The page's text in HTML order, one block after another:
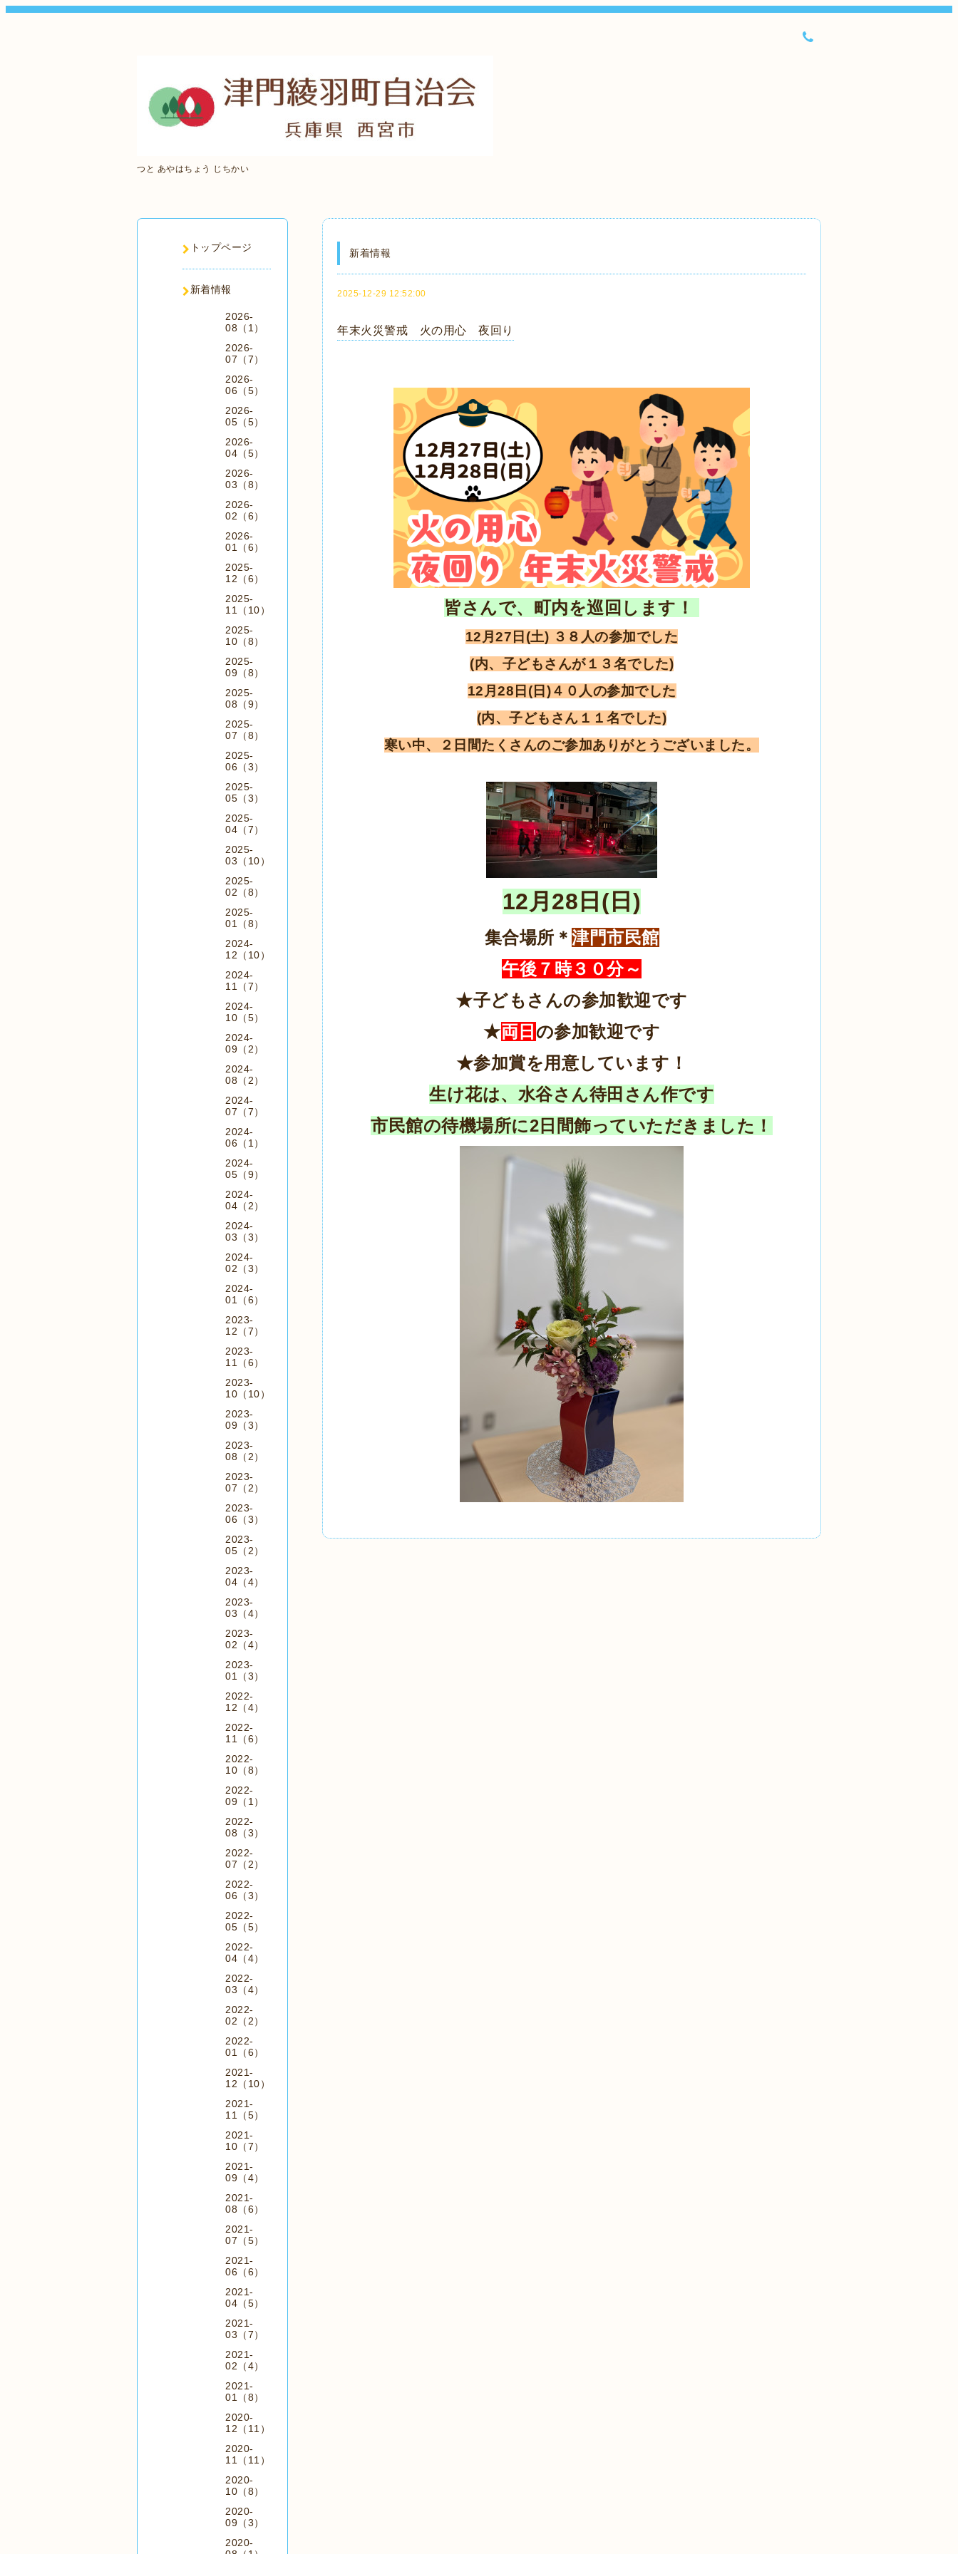
つと あやはちょう じちかい
新着情報
2025-12-29 12:52:00
年末火災警戒 火の用心 夜回り
皆さんで、町内を巡回します！
12月27日(土) ３８ 人の参加でした
(内、子どもさんが１３名でした)
12月28日(日)４０人の参加でした
(内、子どもさん１１名でした)
寒い中、２日間たくさんのご参加ありがとうございました。
12月28日(日)
集合場所＊ 津門市民館
午後７時３０分～
★子どもさんの参加歓迎です
★両日 の参加歓迎です
★参加賞を用意しています！
生け花は、水谷さん待田さん作です
市民館の待機場所に2日間飾っていただきました！
トップページ
新着情報
2026-
08（1）
2026-
07（7）
2026-
06（5）
2026-
05（5）
2026-
04（5）
2026-
03（8）
2026-
02（6）
2026-
01（6）
2025-
12（6）
2025-
11（10）
2025-
10（8）
2025-
09（8）
2025-
08（9）
2025-
07（8）
2025-
06（3）
2025-
05（3）
2025-
04（7）
2025-
03（10）
2025-
02（8）
2025-
01（8）
2024-
12（10）
2024-
11（7）
2024-
10（5）
2024-
09（2）
2024-
08（2）
2024-
07（7）
2024-
06（1）
2024-
05（9）
2024-
04（2）
2024-
03（3）
2024-
02（3）
2024-
01（6）
2023-
12（7）
2023-
11（6）
2023-
10（10）
2023-
09（3）
2023-
08（2）
2023-
07（2）
2023-
06（3）
2023-
05（2）
2023-
04（4）
2023-
03（4）
2023-
02（4）
2023-
01（3）
2022-
12（4）
2022-
11（6）
2022-
10（8）
2022-
09（1）
2022-
08（3）
2022-
07（2）
2022-
06（3）
2022-
05（5）
2022-
04（4）
2022-
03（4）
2022-
02（2）
2022-
01（6）
2021-
12（10）
2021-
11（5）
2021-
10（7）
2021-
09（4）
2021-
08（6）
2021-
07（5）
2021-
06（6）
2021-
04（5）
2021-
03（7）
2021-
02（4）
2021-
01（8）
2020-
12（11）
2020-
11（11）
2020-
10（8）
2020-
09（3）
2020-